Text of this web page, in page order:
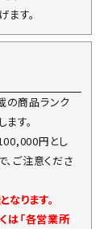
す。
の商品ランク
す。
円とし
ご注意くださ
ります。
は「各営業所